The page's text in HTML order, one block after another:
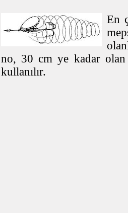
En
no, 30 cm ye kadar
kullanılır.